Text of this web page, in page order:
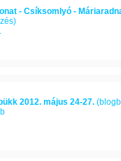
- Csíksomlyó -
2012. május 24-27.